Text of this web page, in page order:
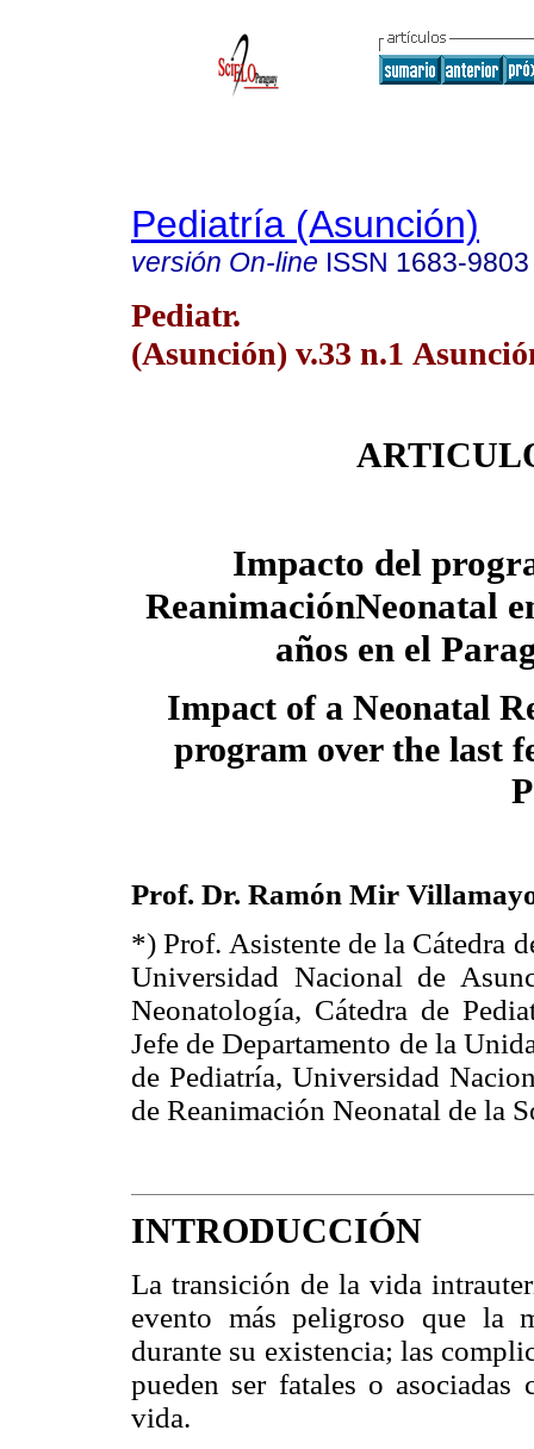
Pediatría (Asunción)
versión On-line ISSN 1683-9803
Pediatr.
(Asunción) v.33 n.1
Impacto del
ReanimaciónNeonatal
años en el
Impact of a Neonatal
program over the last
Prof. Dr. Ramón Mir
*) Prof. Asistente de la Cátedra
Universidad Nacional de
Neonatología, Cátedra de
Jefe de Departamento de la
de Pediatría, Universidad
de Reanimación Neonatal de la
INTRODUCCIÓN
La transición de la vida
evento más peligroso que la
durante su existencia; las
pueden ser fatales o
vida.